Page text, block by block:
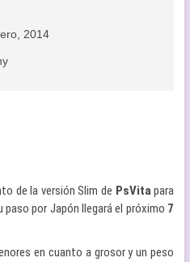
2014
de la versión Slim de PsVitapara
por Japón llegará el próximo 7
en cuanto a grosor y un peso